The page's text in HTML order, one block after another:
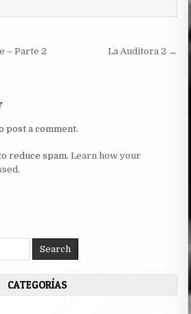
– Parte 2 La Auditora 2 →
post a comment.
reduce spam.Learn how your
CATEGORÍAS